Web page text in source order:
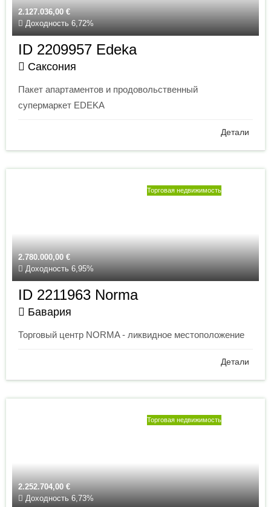
2.127.036,00 €
Доходность 6,72%
ID 2209957 Edeka
Саксония
Пакет апартаментов и продовольственный
супермаркет EDEKA
Детали
2.780.000,00 €
Доходность 6,95%
Торговая недвижимость
ID 2211963 Norma
Бавария
Торговый центр NORMA - ликвидное местоположение
Детали
2.252.704,00 €
Доходность 6,73%
Торговая недвижимость